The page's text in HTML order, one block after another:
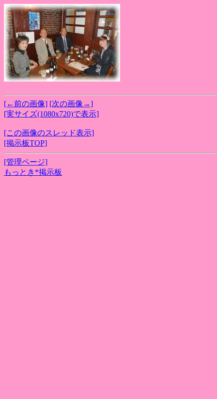
[←前の画像] [次の画像→]
[実サイズ(1080x720)で表示]
[この画像のスレッド表示]
[掲示板TOP]
[管理ページ]
もっとき*掲示板